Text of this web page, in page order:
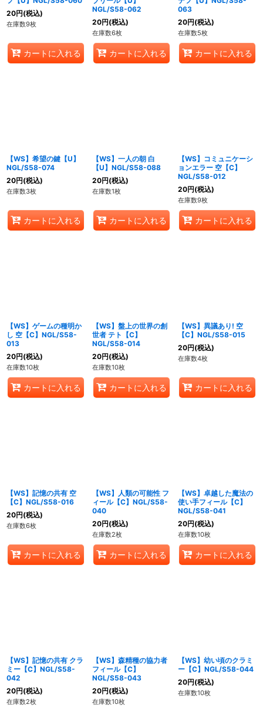
20円(税込)
在庫数9枚
カートに入れる
NGL/S58-062
20円(税込)
在庫数6枚
カートに入れる
063
20円(税込)
在庫数5枚
カートに入れる
【WS】希望の鍵【U】
NGL/S58-074
20円(税込)
在庫数3枚
カートに入れる
【WS】一人の朝 白
【U】NGL/S58-088
20円(税込)
在庫数1枚
カートに入れる
【WS】コミュニケーシ
ョンエラー 空【C】
NGL/S58-012
20円(税込)
在庫数9枚
カートに入れる
【WS】ゲームの種明か
し 空【C】NGL/S58-
013
20円(税込)
在庫数10枚
カートに入れる
【WS】盤上の世界の創
世者 テト【C】
NGL/S58-014
20円(税込)
在庫数10枚
カートに入れる
【WS】異議あり! 空
【C】NGL/S58-015
20円(税込)
在庫数4枚
カートに入れる
【WS】記憶の共有 空
【C】NGL/S58-016
20円(税込)
在庫数6枚
カートに入れる
【WS】人類の可能性 フ
ィール【C】NGL/S58-
040
20円(税込)
在庫数2枚
カートに入れる
【WS】卓越した魔法の
使い手フィール【C】
NGL/S58-041
20円(税込)
在庫数10枚
カートに入れる
【WS】記憶の共有 クラ
ミー【C】NGL/S58-
042
20円(税込)
在庫数2枚
【WS】森精種の協力者
フィール【C】
NGL/S58-043
20円(税込)
在庫数10枚
【WS】幼い頃のクラミ
ー【C】NGL/S58-044
20円(税込)
在庫数10枚